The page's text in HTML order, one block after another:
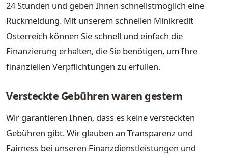
24 Stunden und geben Ihnen schnellstmöglich eine
Rückmeldung. Mit unserem schnellen Minikredit
Österreich können Sie schnell und einfach die
Finanzierung erhalten, die Sie benötigen, um Ihre
finanziellen Verpflichtungen zu erfüllen.
Versteckte Gebühren waren gestern
Wir garantieren Ihnen, dass es keine versteckten
Gebühren gibt. Wir glauben an Transparenz und
Fairness bei unseren Finanzdienstleistungen und